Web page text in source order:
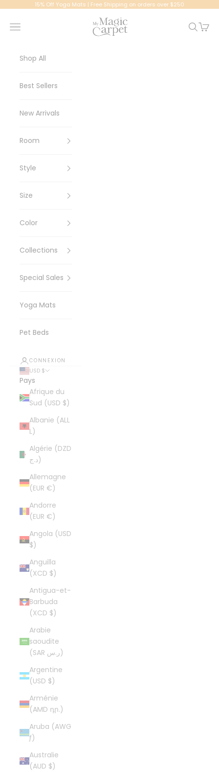
Passer au contenu15% Off Yoga Mats | Free Shipping on orders over $250
My Magic Carpet | Washable Rugs
Menu Panier
Shop All
Best Sellers
New Arrivals
Room
Style
Size
Color
Collections
Special Sales
Yoga Mats
Pet Beds
CONNEXION
USD $
Pays
Afrique du
Sud (USD $)
Albanie (ALL
L)
Algérie (DZD
د.ج)
Allemagne
(EUR €)
Andorre
(EUR €)
Angola (USD
$)
Anguilla
(XCD $)
Antigua-et-
Barbuda
(XCD $)
Arabie
saoudite
(SAR ر.س)
Argentine
(USD $)
Arménie
(AMD դր.)
Aruba (AWG
ƒ)
Australie
(AUD $)